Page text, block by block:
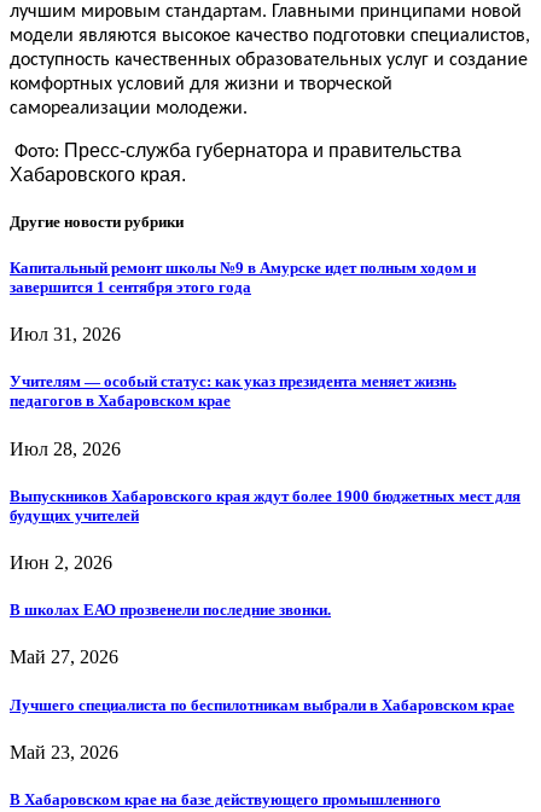
лучшим мировым стандартам. Главными принципами новой
модели являются высокое качество подготовки специалистов,
доступность качественных образовательных услуг и создание
комфортных условий для жизни и творческой
самореализации молодежи.
Фото: Пресс-служба губернатора и правительства
Хабаровского края.
Другие новости рубрики
Капитальный ремонт школы №9 в Амурске идет полным ходом и
завершится 1 сентября этого года
Июл 31, 2026
Учителям — особый статус: как указ президента меняет жизнь
педагогов в Хабаровском крае
Июл 28, 2026
Выпускников Хабаровского края ждут более 1900 бюджетных мест для
будущих учителей
Июн 2, 2026
В школах ЕАО прозвенели последние звонки.
Май 27, 2026
Лучшего специалиста по беспилотникам выбрали в Хабаровском крае
Май 23, 2026
В Хабаровском крае на базе действующего промышленного